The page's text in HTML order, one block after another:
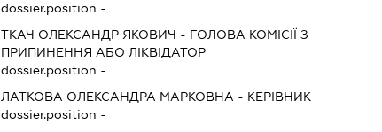
dossier.position -
ТКАЧ ОЛЕКСАНДР ЯКОВИЧ - ГОЛОВА КОМІСІЇ З
ПРИПИНЕННЯ АБО ЛІКВІДАТОР
dossier.position -
ЛАТКОВА ОЛЕКСАНДРА МАРКОВНА - КЕРІВНИК
dossier.position -